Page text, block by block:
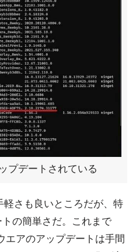
プデートされている
さも良いところだが、特
の簡単さだ。これまで
アのアップデートは手間